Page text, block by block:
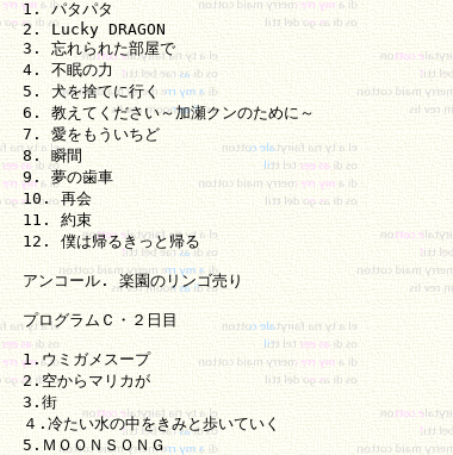
1. パタパタ
2. Lucky DRAGON
3. 忘れられた部屋で
4. 不眠の力
5. 犬を捨てに行く
6. 教えてください～加瀬クンのために～
7. 愛をもういちど
8. 瞬間
9. 夢の歯車
10. 再会
11. 約束
12. 僕は帰るきっと帰る
アンコール. 楽園のリンゴ売り
プログラムＣ・２日目
1.ウミガメスープ
2.空からマリカが
3.街
４.冷たい水の中をきみと歩いていく
5.ＭＯＯＮＳＯＮＧ